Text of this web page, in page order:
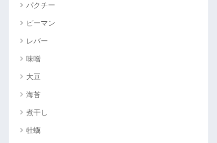
パクチー
ピーマン
レバー
味噌
大豆
海苔
煮干し
牡蠣